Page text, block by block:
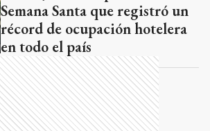
Semana Santa que registró un
récord de ocupación hotelera
en todo el país